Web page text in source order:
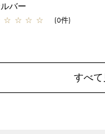
バー
☆ ☆ ☆ ☆ (0件)